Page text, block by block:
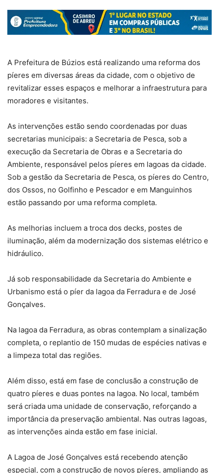
A Prefeitura de Búzios está realizando uma reforma dos
píeres em diversas áreas da cidade, com o objetivo de
revitalizar esses espaços e melhorar a infraestrutura para
moradores e visitantes.
As intervenções estão sendo coordenadas por duas
secretarias municipais: a Secretaria de Pesca, sob a
execução da Secretaria de Obras e a Secretaria do
Ambiente, responsável pelos píeres em lagoas da cidade.
Sob a gestão da Secretaria de Pesca, os píeres do Centro,
dos Ossos, no Golfinho e Pescador e em Manguinhos
estão passando por uma reforma completa.
As melhorias incluem a troca dos decks, postes de
iluminação, além da modernização dos sistemas elétrico e
hidráulico.
Já sob responsabilidade da Secretaria do Ambiente e
Urbanismo está o píer da lagoa da Ferradura e de José
Gonçalves.
Na lagoa da Ferradura, as obras contemplam a sinalização
completa, o replantio de 150 mudas de espécies nativas e
a limpeza total das regiões.
Além disso, está em fase de conclusão a construção de
quatro píeres e duas pontes na lagoa. No local, também
será criada uma unidade de conservação, reforçando a
importância da preservação ambiental. Nas outras lagoas,
as intervenções ainda estão em fase inicial.
A Lagoa de José Gonçalves está recebendo atenção
especial, com a construção de novos píeres, ampliando as